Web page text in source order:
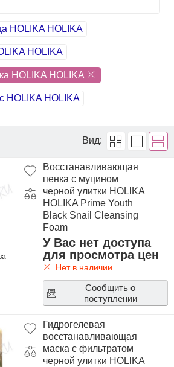
HOLIKA HOLIKA
HOLIKA
HOLIKA HOLIKA
HOLIKA HOLIKA
Вид:
Восстанавливающая
пенка с муцином
черной улитки HOLIKA
HOLIKA Prime Youth
Black Snail Cleansing
Foam
У Вас нет доступа
для просмотра цен
Нет в наличии
Сообщить о
поступлении
Гидрогелевая
восстанавливающая
маска с фильтратом
черной улитки HOLIKA